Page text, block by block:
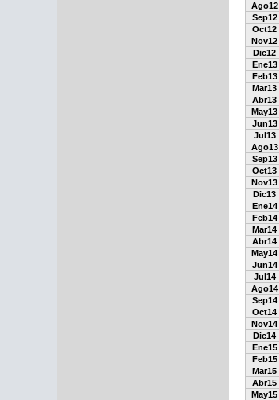
Ago12
Sep12
Oct12
Nov12
Dic12
Ene13
Feb13
Mar13
Abr13
May13
Jun13
Jul13
Ago13
Sep13
Oct13
Nov13
Dic13
Ene14
Feb14
Mar14
Abr14
May14
Jun14
Jul14
Ago14
Sep14
Oct14
Nov14
Dic14
Ene15
Feb15
Mar15
Abr15
May15